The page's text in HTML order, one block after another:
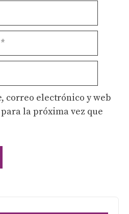
correo electrónico y web
la próxima vez que